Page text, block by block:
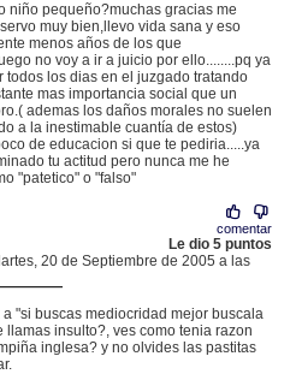
niño pequeño?muchas gracias me
muy bien,llevo vida sana y eso
menos años de los que
no voy a ir a juicio por ello........pq ya
todos los dias en el juzgado tratando
mas importancia social que un
ademas los daños morales no suelen
a la inestimable cuantía de estos)
de educacion si que te pediria.....ya
tu actitud pero nunca me he
"patetico" o "falso"
comentar
Le dio 5 puntos
20 de Septiembre de 2005 a las
"si buscas mediocridad mejor buscala
llamas insulto?, ves como tenia razon
inglesa? y no olvides las pastitas